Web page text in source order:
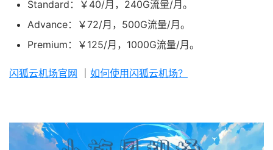
Standard：￥40/月，240G流量/月。
Advance：￥72/月，500G流量/月。
Premium：￥125/月，1000G流量/月。
闪狐云机场官网 如何使用闪狐云机场？